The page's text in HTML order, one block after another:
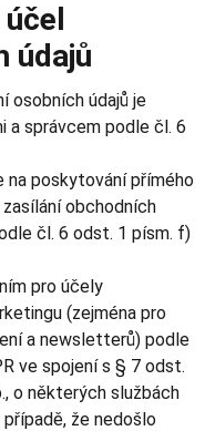
údajů
osobních údajů je
a správcem podle čl. 6
na poskytování přímého
obchodních
čl. 6 odst. 1 písm. f)
pro účely
(zejména pro
a newsletterů) podle
ve spojení s § 7 odst.
o některých službách
že nedošlo